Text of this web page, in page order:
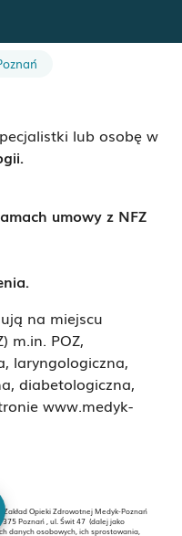
lub osobę w
umowy z NFZ
na miejscu
m.in. POZ,
laryngologiczna,
diabetologiczna,
www.medyk-
Opieki Zdrowotnej Medyk-Poznań
Poznań , ul. Świt 47 (dalej jako
danych osobowych, ich sprostowania,